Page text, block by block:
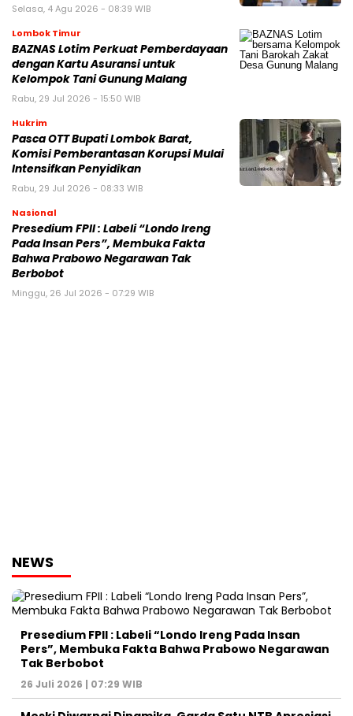
Selasa, 4 Agu 2026 - 08:39 WIB
Lombok Timur
BAZNAS Lotim Perkuat Pemberdayaan
dengan Kartu Asuransi untuk
Kelompok Tani Gunung Malang
Rabu, 29 Jul 2026 - 15:50 WIB
Hukrim
Pasca OTT Bupati Lombok Barat,
Komisi Pemberantasan Korupsi Mulai
Intensifkan Penyidikan
Rabu, 29 Jul 2026 - 08:33 WIB
Nasional
Presedium FPII : Labeli “Londo Ireng
Pada Insan Pers”, Membuka Fakta
Bahwa Prabowo Negarawan Tak
Berbobot
Minggu, 26 Jul 2026 - 07:29 WIB
NEWS
Presedium FPII : Labeli “Londo Ireng Pada Insan
Pers”, Membuka Fakta Bahwa Prabowo Negarawan
Tak Berbobot
26 Juli 2026 | 07:29 WIB